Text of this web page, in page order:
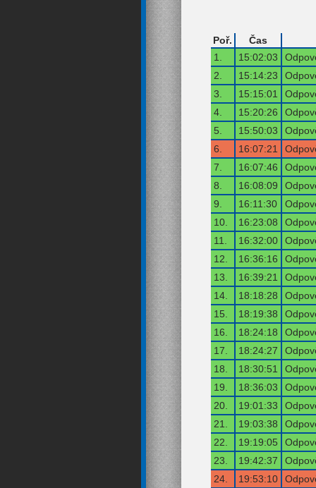
Poř.
Čas
1.
15:02:03
2.
15:14:23
3.
15:15:01
4.
15:20:26
5.
15:50:03
6.
16:07:21
7.
16:07:46
8.
16:08:09
9.
16:11:30
10.
16:23:08
11.
16:32:00
12.
16:36:16
13.
16:39:21
14.
18:18:28
15.
18:19:38
16.
18:24:18
17.
18:24:27
18.
18:30:51
19.
18:36:03
20.
19:01:33
21.
19:03:38
22.
19:19:05
23.
19:42:37
24.
19:53:10